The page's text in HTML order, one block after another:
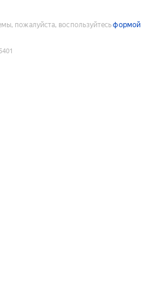
пожалуйста, воспользуйтесьформой